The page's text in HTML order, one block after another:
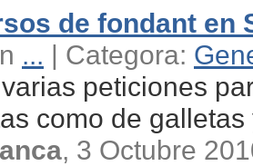
de fondant en
... | Categora:
peticiones
como de
, 3 Octubre